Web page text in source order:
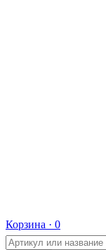
Корзина · 0